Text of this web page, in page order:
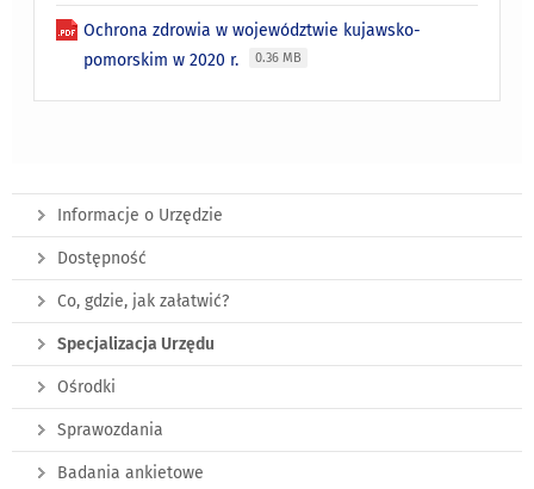
Ochrona zdrowia w województwie kujawsko-
pomorskim w 2020 r.
0.36 MB
Informacje o Urzędzie
Dostępność
Co, gdzie, jak załatwić?
Specjalizacja Urzędu
Ośrodki
Sprawozdania
Badania ankietowe